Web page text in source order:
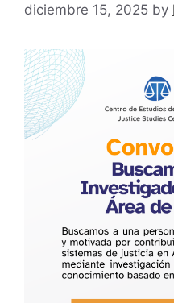
diciembre 15, 2025 by